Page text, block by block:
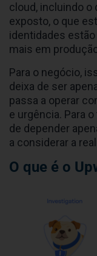
cloud, incluindo o
exposto, o que
identidades
mais em
Para o negócio,
deixa de ser
passa a operar
e urgência. Para
de depender
a considerar a
O que é o